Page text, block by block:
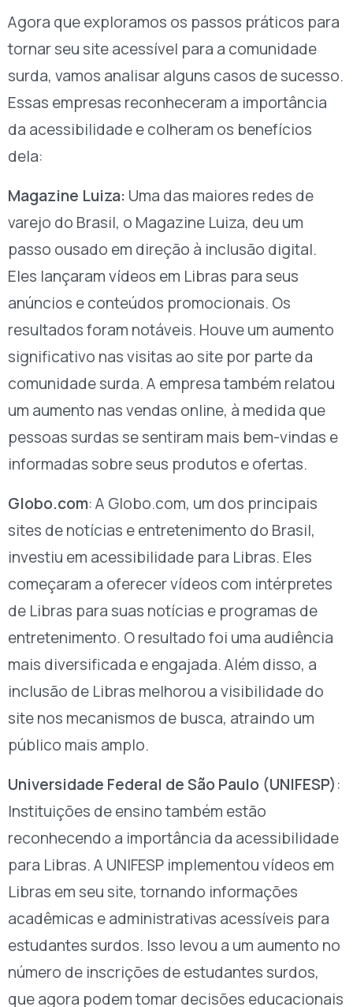
Agora que exploramos os passos práticos para
tornar seu site acessível para a comunidade
surda, vamos analisar alguns casos de sucesso.
Essas empresas reconheceram a importância
da acessibilidade e colheram os benefícios
dela:
Magazine Luiza: Uma das maiores redes de
varejo do Brasil, o Magazine Luiza, deu um
passo ousado em direção à inclusão digital.
Eles lançaram vídeos em Libras para seus
anúncios e conteúdos promocionais. Os
resultados foram notáveis. Houve um aumento
significativo nas visitas ao site por parte da
comunidade surda. A empresa também relatou
um aumento nas vendas online, à medida que
pessoas surdas se sentiram mais bem-vindas e
informadas sobre seus produtos e ofertas.
Globo.com: A Globo.com, um dos principais
sites de notícias e entretenimento do Brasil,
investiu em acessibilidade para Libras. Eles
começaram a oferecer vídeos com intérpretes
de Libras para suas notícias e programas de
entretenimento. O resultado foi uma audiência
mais diversificada e engajada. Além disso, a
inclusão de Libras melhorou a visibilidade do
site nos mecanismos de busca, atraindo um
público mais amplo.
Universidade Federal de São Paulo (UNIFESP):
Instituições de ensino também estão
reconhecendo a importância da acessibilidade
para Libras. A UNIFESP implementou vídeos em
Libras em seu site, tornando informações
acadêmicas e administrativas acessíveis para
estudantes surdos. Isso levou a um aumento no
número de inscrições de estudantes surdos,
que agora podem tomar decisões educacionais